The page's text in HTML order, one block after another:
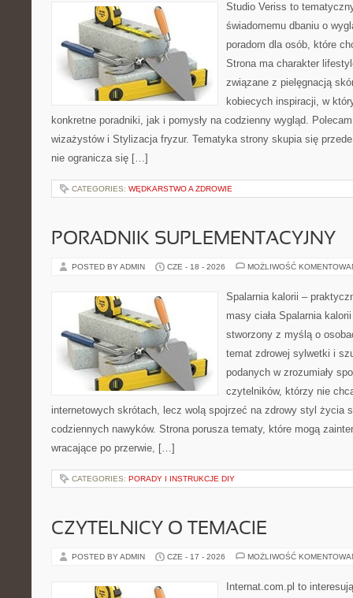
Studio Veriss to
świadomemu dbaniu o
poradom dla osób, które
Strona ma charakter
związane z pielęgnacją
kobiecych inspiracji, w
konkretne poradniki, jak i pomysły na codzienny wygląd.
wizażystów i Stylizacja fryzur. Tematyka strony skupia się
nie ogranicza się […]
CATEGORIES: WĘDKARSTWO A ZDROWIE
PORADNIK SUPLEMENTACYJNY
POSTED BY ADMIN CZE - 18 - 2026 MOŻLIWOŚĆ
Spalarnia kalorii –
masy ciała Spalarnia
stworzony z myślą o
temat zdrowej sylwetki i
podanych w zrozumiały
czytelników, którzy nie
internetowych skrótach, lecz wolą spojrzeć na zdrowy styl życia
codziennych nawyków. Strona porusza tematy, które mogą
wracające po przerwie, […]
CATEGORIES: PORADY I INSTRUKCJE DIY
CZYTELNICY O TEMACIE
POSTED BY ADMIN CZE - 17 - 2026 MOŻLIWOŚĆ
Internat.com.pl to